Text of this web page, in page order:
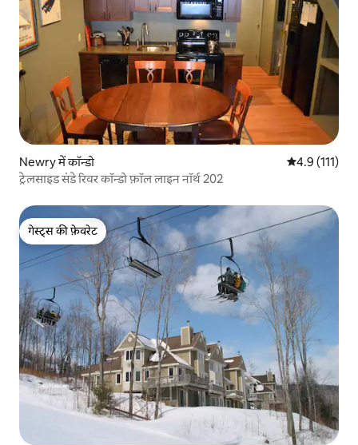
Newry में कॉन्डो औसत रेटिंग 5 में
4.9 (111)
ट्रेलसाइड संडे रिवर कॉन्डो फ़ॉल लाइन नॉर्थ 202
गेस्ट्स की फ़ेवरेट
गेस्ट्स की फ़ेवरेट